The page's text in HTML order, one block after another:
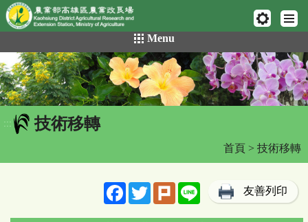
網頁置頂
到
主
要
內
容
區
Menu
::: 技術移轉
首頁 > 技術移轉
FacebookTwitterPlurk Line 友善列印